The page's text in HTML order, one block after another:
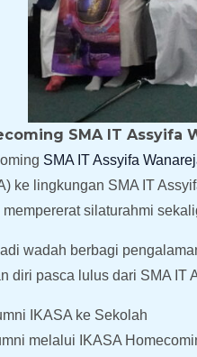
SMA IT Assyifa
SMA IT Assyifa
ke lingkungan SMA IT
silaturahmi
wadah berbagi
diri pasca lulus dari SMA IT
IKASA ke Sekolah
melalui IKASA